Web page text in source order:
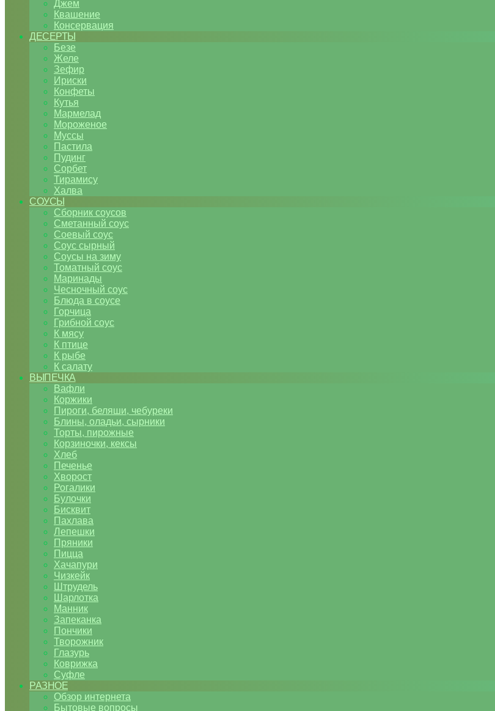
Джем
Квашение
Консервация
ДЕСЕРТЫ
Безе
Желе
Зефир
Ириски
Конфеты
Кутья
Мармелад
Мороженое
Муссы
Пастила
Пудинг
Сорбет
Тирамису
Халва
СОУСЫ
Сборник соусов
Сметанный соус
Соевый соус
Соус сырный
Соусы на зиму
Томатный соус
Маринады
Чесночный соус
Блюда в соусе
Горчица
Грибной соус
К мясу
К птице
К рыбе
К салату
ВЫПЕЧКА
Вафли
Коржики
Пироги, беляши, чебуреки
Блины, оладьи, сырники
Торты, пирожные
Корзиночки, кексы
Хлеб
Печенье
Хворост
Рогалики
Булочки
Бисквит
Пахлава
Лепешки
Пряники
Пицца
Хачапури
Чизкейк
Штрудель
Шарлотка
Манник
Запеканка
Пончики
Творожник
Глазурь
Коврижка
Суфле
РАЗНОЕ
Обзор интернета
Бытовые вопросы